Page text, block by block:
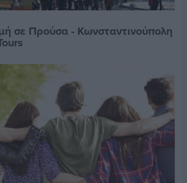
σε Προύσα - Κωνσταντινούπολη